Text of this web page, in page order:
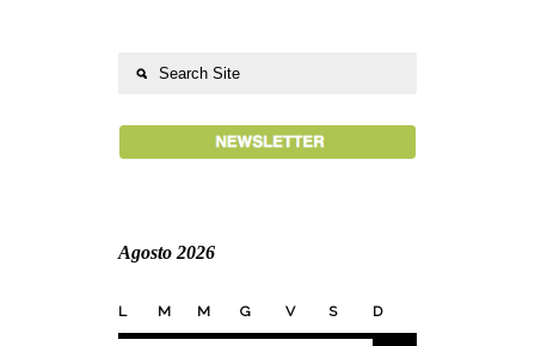
Agosto 2026
L M M G V S D